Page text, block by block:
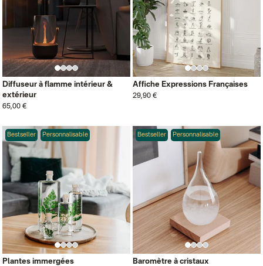
Diffuseur à flamme intérieur &
extérieur
65,00 €
Affiche Expressions Françaises
29,90 €
Bestseller Personnalisable
Plantes immergées
Bestseller Personnalisable
Baromètre à cristaux